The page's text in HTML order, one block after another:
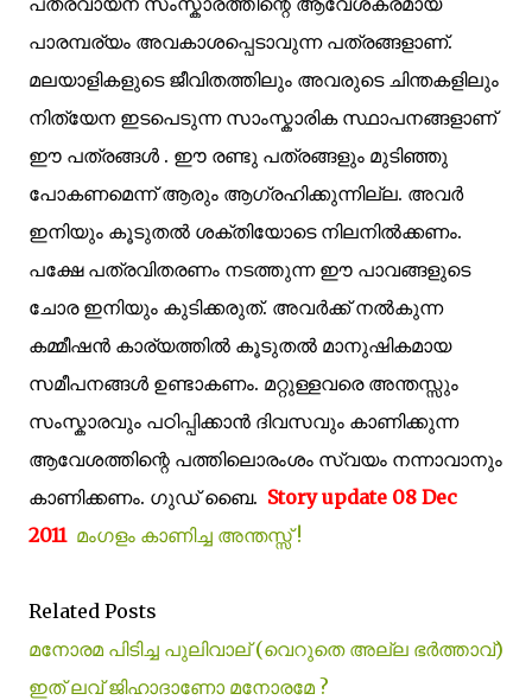
പാരമ്പര്യം അവകാശപ്പെടാവുന്ന പത്രങ്ങളാണ്.
മലയാളികളുടെ ജീവിതത്തിലും അവരുടെ ചിന്തകളിലും
നിത്യേന ഇടപെടുന്ന സാംസ്കാരിക സ്ഥാപനങ്ങളാണ്
ഈ പത്രങ്ങള്‍ . ഈ രണ്ടു പത്രങ്ങളും മുടിഞ്ഞു
പോകണമെന്ന് ആരും ആഗ്രഹിക്കുന്നില്ല. അവര്‍
ഇനിയും കൂടുതല്‍ ശക്തിയോടെ നിലനില്‍ക്കണം.
പക്ഷേ പത്രവിതരണം നടത്തുന്ന ഈ പാവങ്ങളുടെ
ചോര ഇനിയും കുടിക്കരുത്. അവര്‍ക്ക് നല്‍കുന്ന
കമ്മീഷന്‍ കാര്യത്തില്‍ കൂടുതല്‍ മാനുഷികമായ
സമീപനങ്ങള്‍ ഉണ്ടാകണം. മറ്റുള്ളവരെ അന്തസ്സും
സംസ്കാരവും പഠിപ്പിക്കാന്‍ ദിവസവും കാണിക്കുന്ന
ആവേശത്തിന്റെ പത്തിലൊരംശം സ്വയം നന്നാവാനും
കാണിക്കണം. ഗുഡ് ബൈ. Story update 08 Dec
2011 മംഗളം കാണിച്ച അന്തസ്സ് !
Related Posts
മനോരമ പിടിച്ച പുലിവാല് (വെറുതെ അല്ല ഭര്‍ത്താവ്)
ഇത് ലവ് ജിഹാദാണോ മനോരമേ ?